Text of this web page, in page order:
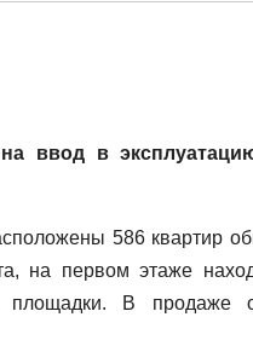
ввод в
586 квартир
на первом этаже
В продаже